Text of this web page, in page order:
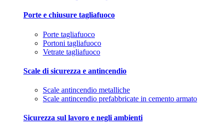
Porte e chiusure tagliafuoco
Porte tagliafuoco
Portoni tagliafuoco
Vetrate tagliafuoco
Scale di sicurezza e antincendio
Scale antincendio metalliche
Scale antincendio prefabbricate in cemento armato
Sicurezza sul lavoro e negli ambienti